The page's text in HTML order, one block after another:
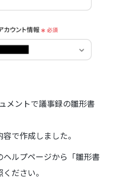
メントで議事録の雛形書
で作成しました。
ルプページから「雛形書
ださい。